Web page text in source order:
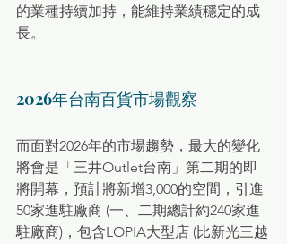
的業種持續加持，能維持業績穩定的成
長。
2026年台南百貨市場觀察
而面對2026年的市場趨勢，最大的變化
將會是「三井Outlet台南」第二期的即
將開幕，預計將新增3,000的空間，引進
50家進駐廠商 (一、二期總計約240家進
駐廠商)，包含LOPIA大型店 (比新光三越